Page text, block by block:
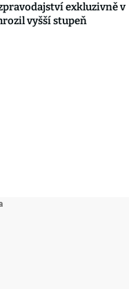
exkluzivně v
vyšší stupeň